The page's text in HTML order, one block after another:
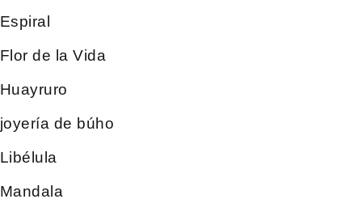
Espiral
Flor de la Vida
Huayruro
joyería de búho
Libélula
Mandala